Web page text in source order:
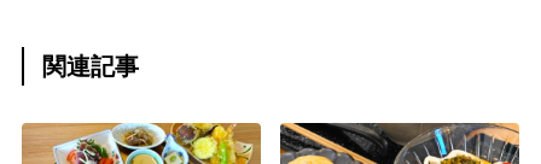
関連記事